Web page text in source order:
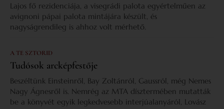
Lajos fő rezidenciája, a visegrádi palota egyértelműen az
avignoni pápai palota mintájára készült, és
nagyságrendileg is ahhoz volt mérhető.
A TE SZTORID
Tudósok arcképfestője
Beszéltünk Einsteinről, Bay Zoltánról, Gaussról, még Nemes
Nagy Ágnesről is. Nemrég az MTA dísztermében mutatták
be a könyvét egyik legkedvesebb interjúalanyáról, Lovász